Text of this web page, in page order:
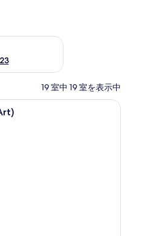
室状況をチェック
19 室中 19 室を表示中
エジプト綿のシーツ、高級寝具、羽毛の掛け